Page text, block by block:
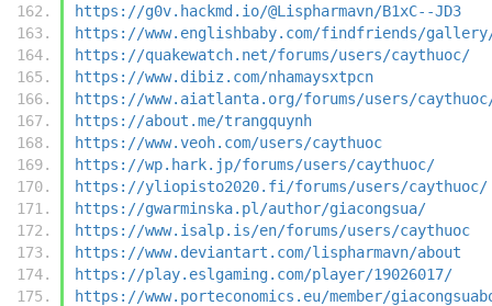
https://g0v.hackmd.io/@Lispharmavn/B1xC--JD3
https://www.englishbaby.com/findfriends/
https://quakewatch.net/forums/users/caythuoc/
https://www.dibiz.com/nhamaysxtpcn
https://www.aiatlanta.org/forums/users/
https://about.me/trangquynh
https://www.veoh.com/users/caythuoc
https://wp.hark.jp/forums/users/caythuoc/
https://yliopisto2020.fi/forums/users/caythuoc/
https://gwarminska.pl/author/giacongsua/
https://www.isalp.is/en/forums/users/caythuoc
https://www.deviantart.com/lispharmavn/about
https://play.eslgaming.com/player/19026017/
https://www.porteconomics.eu/member/